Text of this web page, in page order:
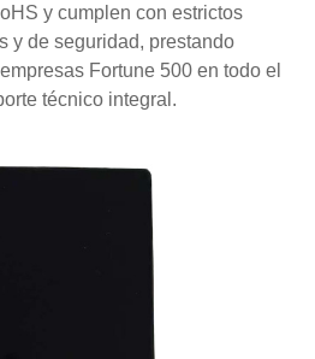
y cumplen con estrictos
y de seguridad, prestando
Fortune 500 en todo el
técnico integral.